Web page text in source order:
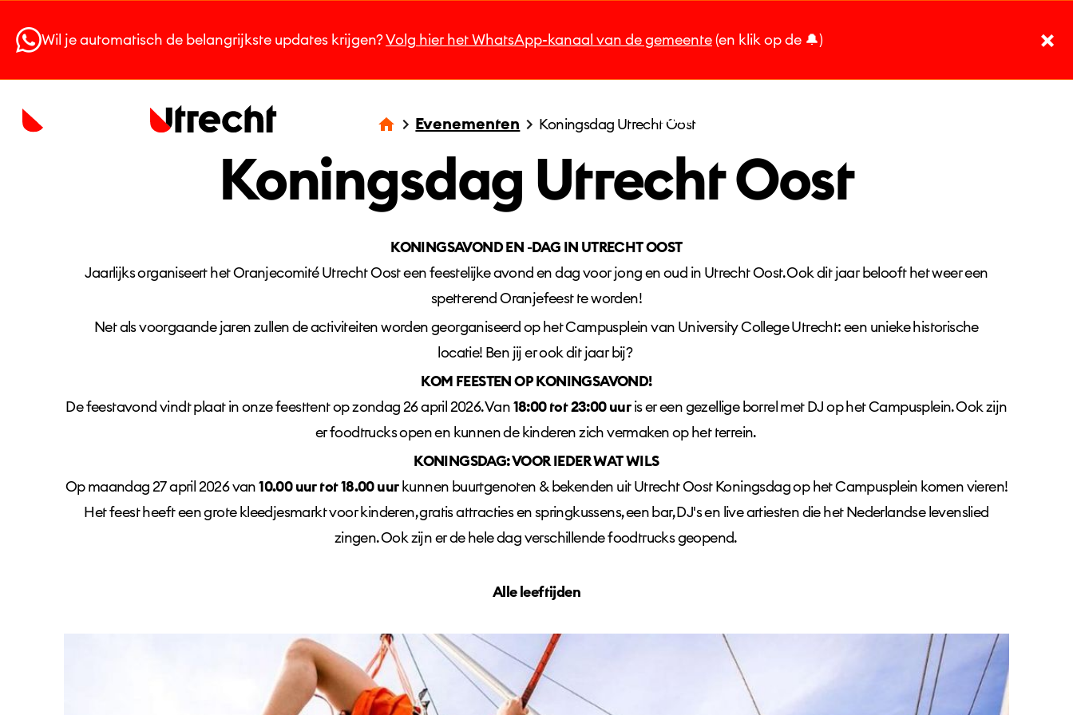
Wil je automatisch de belangrijkste updates krijgen?Volg hier het WhatsApp-kanaal van de gemeente (en klik op de 🔔)
Startpagina
Evenementen Koningsdag Utrecht Oost
Koningsdag Utrecht Oost
KONINGSAVOND EN -DAG IN UTRECHT OOST
Jaarlijks organiseert het Oranjecomité Utrecht Oost een feestelijke avond en dag voor jong en oud in Utrecht Oost. Ook dit jaar belooft het weer een
spetterend Oranjefeest te worden!
Net als voorgaande jaren zullen de activiteiten worden georganiseerd op het Campusplein van University College Utrecht: een unieke historische
locatie! Ben jij er ook dit jaar bij?
KOM FEESTEN OP KONINGSAVOND!
De feestavond vindt plaat in onze feesttent op zondag 26 april 2026. Van 18:00 tot 23:00 uuris er een gezellige borrel met DJ op het Campusplein. Ook zijn
er foodtrucks open en kunnen de kinderen zich vermaken op het terrein.
KONINGSDAG: VOOR IEDER WAT WILS
Op maandag 27 april 2026 van10.00 uur tot 18.00 uurkunnen buurtgenoten & bekenden uit Utrecht Oost Koningsdag op het Campusplein komen vieren!
Het feest heeft een grote kleedjesmarkt voor kinderen, gratis attracties en springkussens, een bar, DJ's en live artiesten die het Nederlandse levenslied
zingen. Ook zijn er de hele dag verschillende foodtrucks geopend.
Alle leeftijden